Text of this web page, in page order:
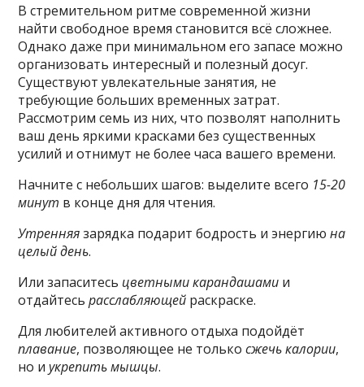
В стремительном ритме современной жизни
найти свободное время становится всё сложнее.
Однако даже при минимальном его запасе можно
организовать интересный и полезный досуг.
Существуют увлекательные занятия, не
требующие больших временных затрат.
Рассмотрим семь из них, что позволят наполнить
ваш день яркими красками без существенных
усилий и отнимут не более часа вашего времени.
Начните с небольших шагов: выделите всего 15-20
минут в конце дня для чтения.
Утренняязарядка подарит бодрость и энергиюна
целый день.
Или запаситесь цветными карандашами и
отдайтесьрасслабляющей раскраске.
Для любителей активного отдыха подойдёт
плавание, позволяющее не толькосжечь калории,
но иукрепить мышцы.